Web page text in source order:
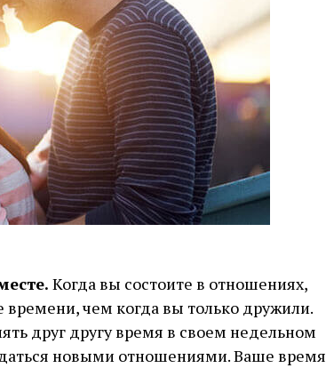
Когда вы состоите в отношениях,
чем когда вы только дружили.
друг другу время в своем недельном
новыми отношениями. Ваше время